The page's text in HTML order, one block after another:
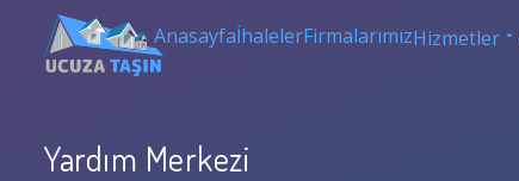
AnasayfaİhalelerFirmalarımızHizmetler
Yardım Merkezi